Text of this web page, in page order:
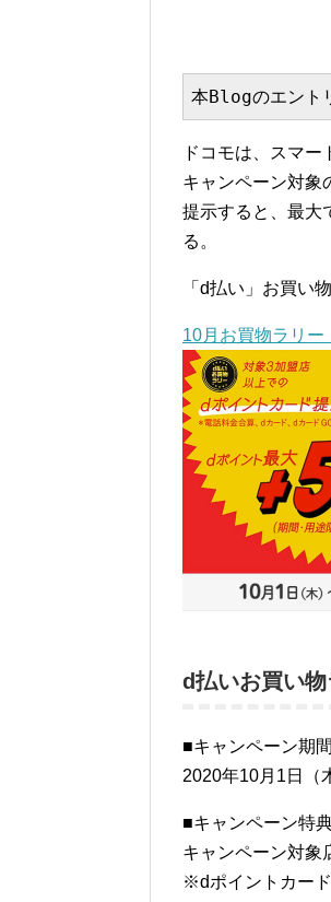
本Blogのエント
ドコモは、スマ
キャンペーン対象
提示すると、最大
る。
「d払い」お買い
10月お買物ラリー
d払いお買い
■キャンペーン期間
2020年10月1日（
■キャンペーン特
キャンペーン対象
※dポイントカー